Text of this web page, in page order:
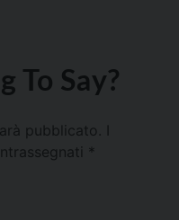
To Say?
pubblicato.
*